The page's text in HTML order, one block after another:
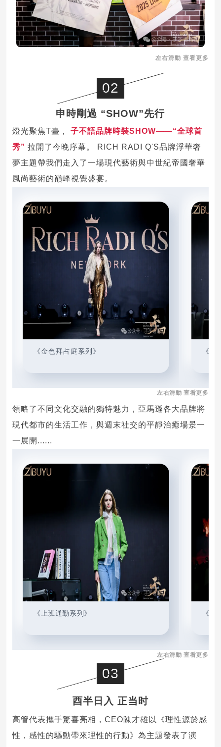
左右滑動 查看更多
02
申時剛過 “SHOW”先行
燈光聚焦T臺，子不語品牌時裝SHOW——“全球首
秀” 拉開了今晚序幕。 RICH RADI Q'S品牌浮華奢
夢主題帶我們走入了一場現代藝術與中世紀帝國奢華
風尚藝術的巔峰視覺盛宴。
《金色拜占庭系列》 《
左右滑動 查看更多
領略了不同文化交融的獨特魅力，亞馬遜各大品牌將
現代都市的生活工作，與週末社交的平靜治癒場景一
一展開......
《 上班通勤系列 》 《
左右滑動 查看更多
03
酉半日入 正当时
高管代表攜手驚喜亮相，CEO陳才雄以《理性源於感
性，感性的驅動帶來理性的行動》為主題發表了演